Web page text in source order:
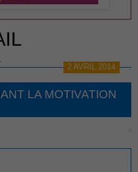
2 AVRIL 2014
LA MOTIVATION